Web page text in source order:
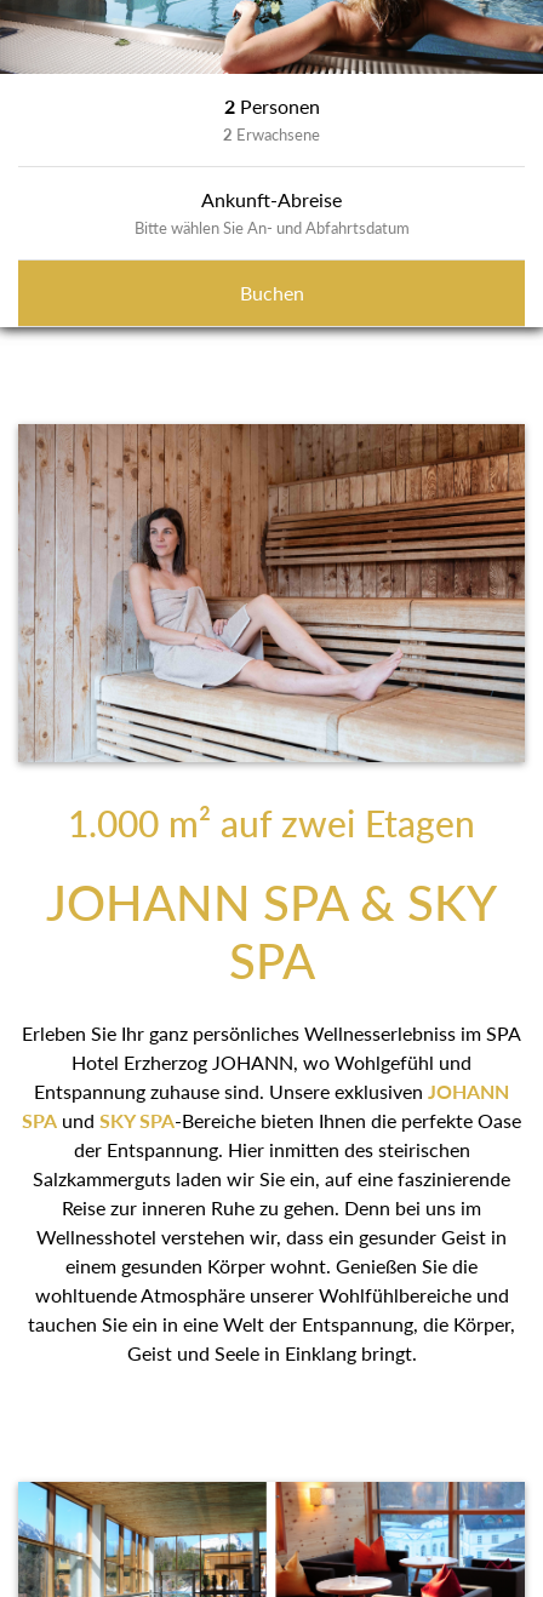
2 Personen
2 Erwachsene
Ankunft-Abreise
Bitte wählen Sie An- und Abfahrtsdatum
Buchen
1.000 m² auf zwei Etagen
JOHANN SPA & SKY
SPA
Erleben Sie Ihr ganz persönliches Wellnesserlebniss im SPA
Hotel Erzherzog JOHANN, wo Wohlgefühl und
Entspannung zuhause sind. Unsere exklusiven JOHANN
SPA und SKY SPA-Bereiche bieten Ihnen die perfekte Oase
der Entspannung. Hier inmitten des steirischen
Salzkammerguts laden wir Sie ein, auf eine faszinierende
Reise zur inneren Ruhe zu gehen. Denn bei uns im
Wellnesshotel verstehen wir, dass ein gesunder Geist in
einem gesunden Körper wohnt. Genießen Sie die
wohltuende Atmosphäre unserer Wohlfühlbereiche und
tauchen Sie ein in eine Welt der Entspannung, die Körper,
Geist und Seele in Einklang bringt.